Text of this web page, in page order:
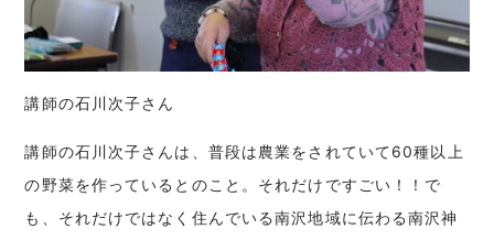
講師の石川次子さん
講師の石川次子さんは、普段は農業をされていて60種以上
の野菜を作っているとのこと。それだけですごい！！で
も、それだけではなく住んでいる南沢地域に伝わる南沢神